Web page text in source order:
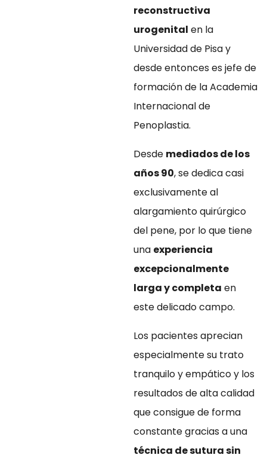
reconstructiva
urogenital en la
Universidad de Pisa y
desde entonces es jefe de
formación de la Academia
Internacional de
Penoplastia.
Desde mediados de los
años 90, se dedica casi
exclusivamente al
alargamiento quirúrgico
del pene, por lo que tiene
una experiencia
excepcionalmente
larga y completa en
este delicado campo.
Los pacientes aprecian
especialmente su trato
tranquilo y empático y los
resultados de alta calidad
que consigue de forma
constante gracias a una
técnica de sutura sin